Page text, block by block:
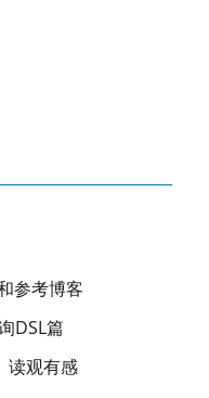
参考博客
DSL篇
读观有感